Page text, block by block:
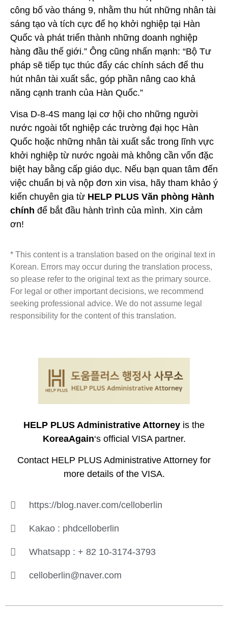
công bố vào tháng 9, nhằm thu hút những nhân tài
sáng tạo và tích cực để họ khởi nghiệp tại Hàn
Quốc và phát triển thành những doanh nghiệp
hàng đầu thế giới.” Ông cũng nhấn mạnh: “Bộ Tư
pháp sẽ tiếp tục thúc đẩy các chính sách để thu
hút nhân tài xuất sắc, góp phần nâng cao khả
năng cạnh tranh của Hàn Quốc.”
Visa D-8-4S mang lại cơ hội cho những người
nước ngoài tốt nghiệp các trường đại học Hàn
Quốc hoặc những nhân tài xuất sắc trong lĩnh vực
khởi nghiệp từ nước ngoài mà không cần vốn đặc
biệt hay bằng cấp giáo dục. Nếu bạn quan tâm đến
việc chuẩn bị và nộp đơn xin visa, hãy tham khảo ý
kiến chuyên gia từ HELP PLUS Văn phòng Hành
chính để bắt đầu hành trình của mình. Xin cảm
ơn!
* This content is a translation based on the original text in
Korean. Errors may occur during the translation process,
so please refer to the original text as the primary source.
For legal or other important decisions, we recommend
seeking professional advice. We do not assume legal
responsibility for the content of this translation.
HELP PLUS Administrative Attorney is the
KoreaAgain‘s official VISA partner.
Contact HELP PLUS Administrative Attorney for
more details of the VISA.
https://blog.naver.com/celloberlin
Kakao : phdcelloberlin
Whatsapp : + 82 10-3174-3793
celloberlin@naver.com